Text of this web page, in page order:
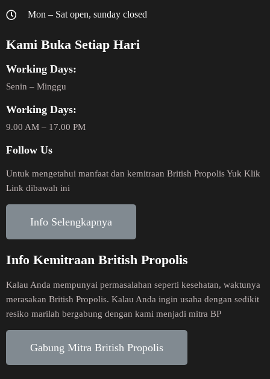
Mon – Sat open, sunday closed
Kami Buka Setiap Hari
Working Days:
Senin – Minggu
Working Days:
9.00 AM – 17.00 PM
Follow Us
Untuk mengetahui manfaat dan kemitraan British Propolis Yuk Klik
Link dibawah ini
Info Selengkapnya
Info Kemitraan British Propolis
Kalau Anda mempunyai permasalahan seperti kesehatan, waktunya
merasakan British Propolis. Kalau Anda ingin usaha dengan sedikit
resiko marilah bergabung dengan kami menjadi mitra BP
Gabung Mitra British Propolis